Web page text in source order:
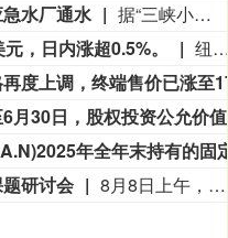
水厂通水
据“三峡小微”公众号消息，8月8日，由三峡集团所属长江环保集团、武汉市水务集团等共同投资建设的华中地区规模最大的“双膜”工艺应急水厂——武汉梁子湖应急水厂并网通水，标志着武汉市江南区域正式构建起“一江一湖”双水源互为备援、灵活调度的供水新格局，为片区660万市民用水安全提供坚实保障。
，日内涨超0.5%。
纽约原油暗盘突破77美元
研讨会 8月8日上午，全球财富管理论坛在京召开“地方国有存量资产盘活进展、难点与策略”课题研讨会，楼继伟出席会议并做总结发言。楼继伟在发言中表示，盘活国有资产既是近期的当务之急，也是一项长期性的战略任务。当前我国GDP平减指数阶段性承压走低，财政维持紧平衡格局的压力持续攀升；我国税收结构以间接税为主体，税收收入增速显著弱于名义GDP增速，财政内生增收动能受限。叠加土地财政收入大幅收缩，地方隐性债务化解、长期限国债常态化发行带来的利息支出刚性上涨，收支两端压力持续凸显。综合多重现实约束来看，国有存量资产盘活并非短期应急手段，而是一项需要常态化、长效化推进的重点工作。（全球财富管理论坛）